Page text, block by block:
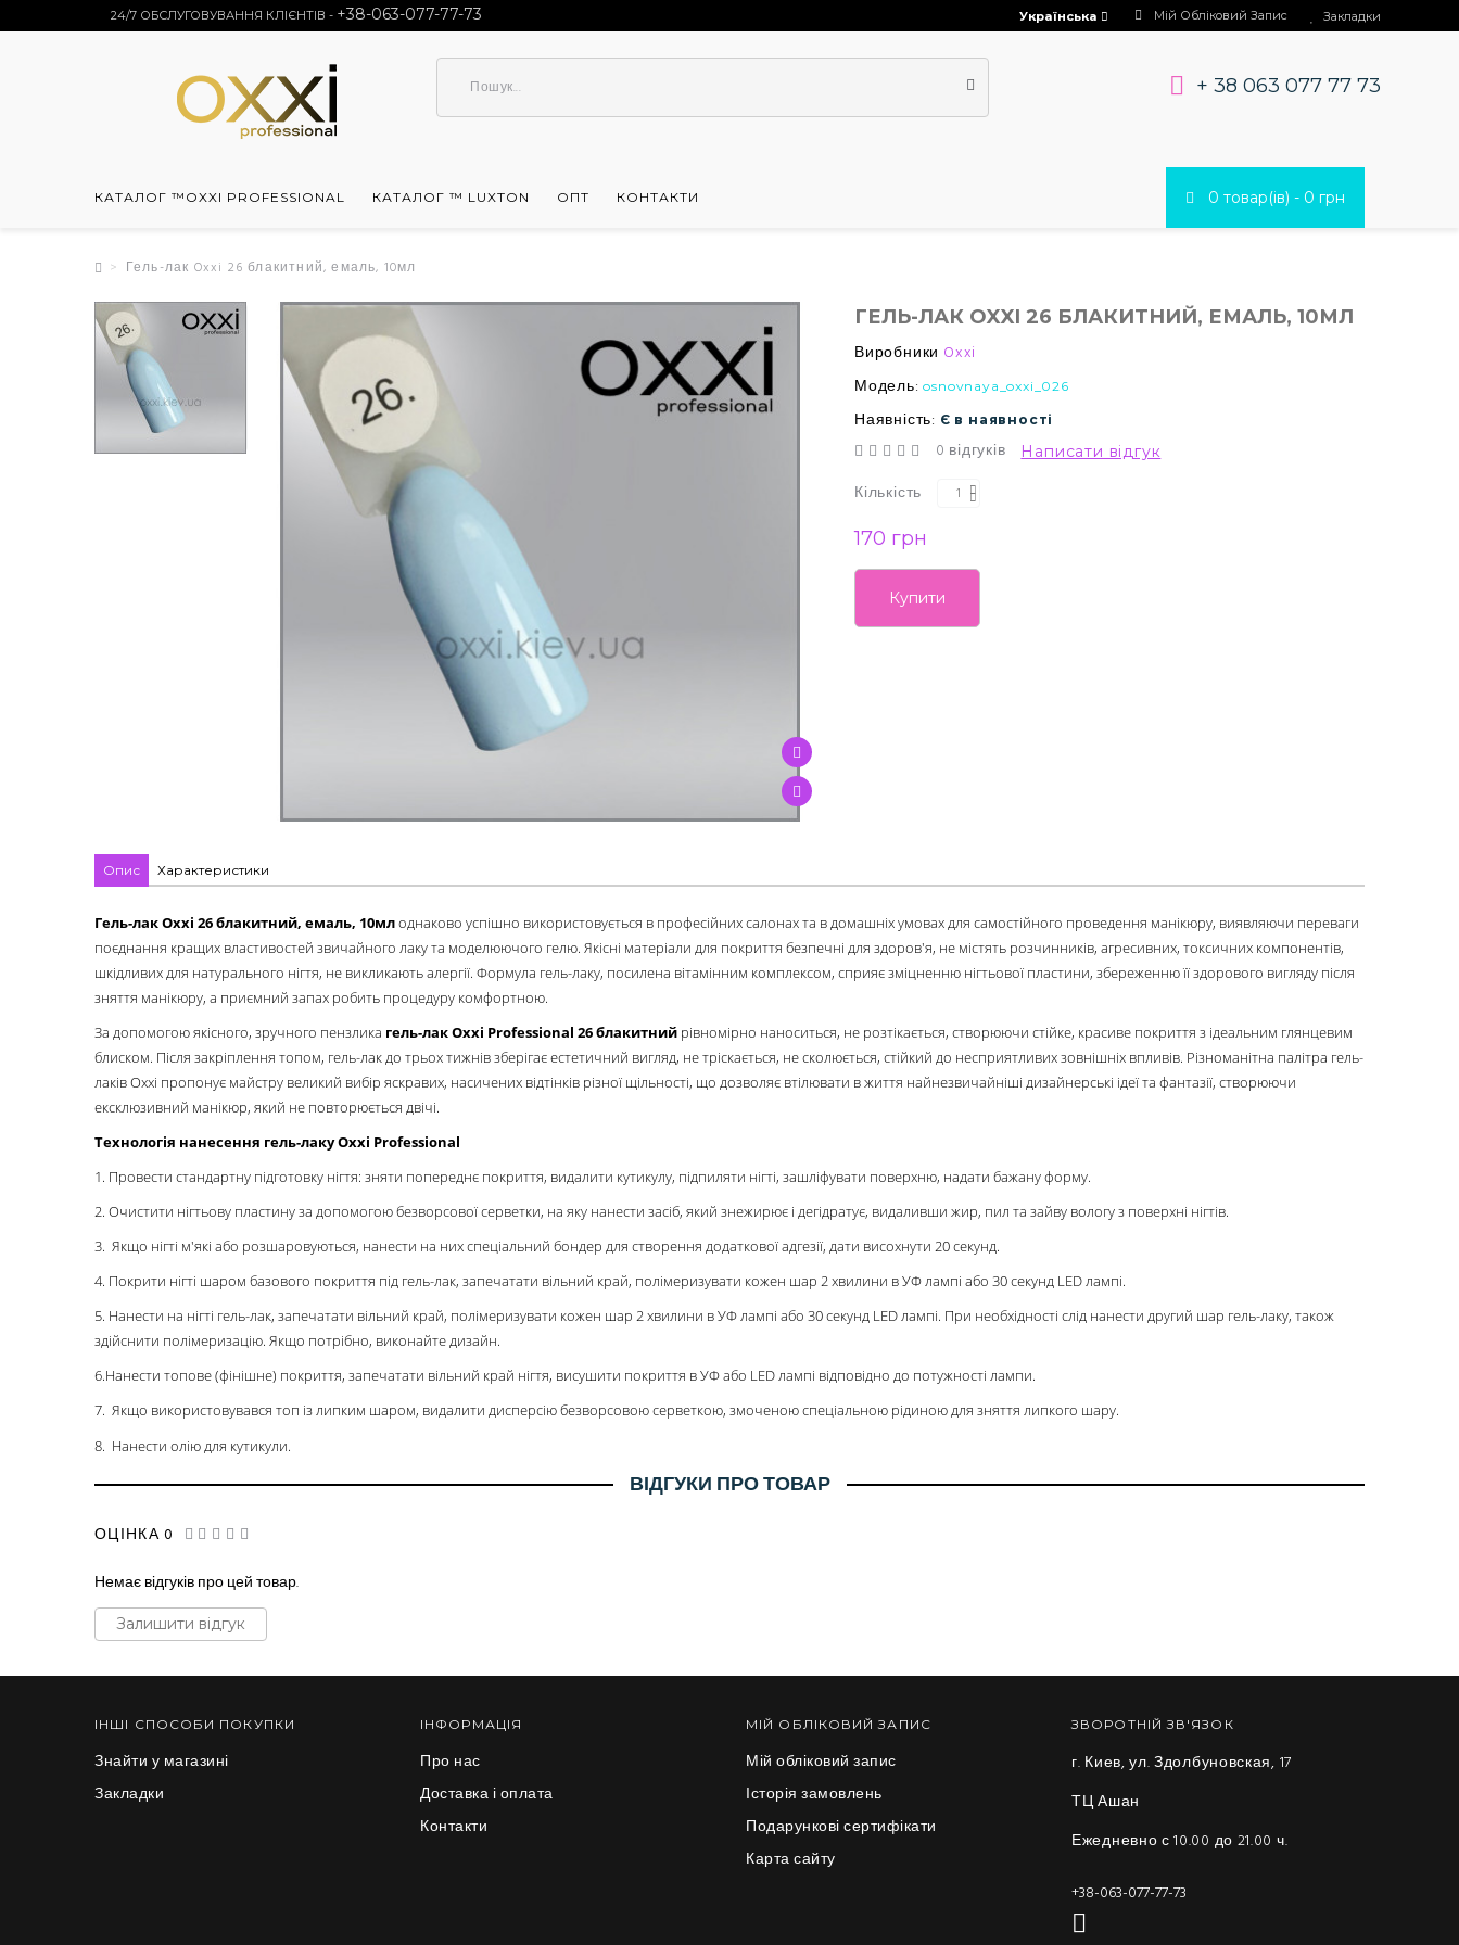
24/7 ОБСЛУГОВУВАННЯ КЛІЄНТІВ - +38-063-077-77-73 Закладки
Мій Обліковий Запис
Українська
+ 38 063 077 77 73
КАТАЛОГ ™OXXI PROFESSIONAL КАТАЛОГ ™ LUXTON ОПТ КОНТАКТИ 0 товар(ів) - 0 грн
Гель-лак Oxxi 26 блакитний, емаль, 10мл
ГЕЛЬ-ЛАК OXXI 26 БЛАКИТНИЙ, ЕМАЛЬ, 10МЛ
Виробники Oxxi
Модель: osnovnaya_oxxi_026
Наявність: Є в наявності
0 відгуків Написати відгук
Кількість
170 грн
Купити
Опис Характеристики
Гель-лак Oxxi 26 блакитний, емаль, 10млоднаково успішно використовується в професійних салонах та в домашніх умовах для самостійного проведення манікюру, виявляючи переваги
поєднання кращих властивостей звичайного лаку та моделюючого гелю. Якісні матеріали для покриття безпечні для здоров'я, не містять розчинників, агресивних, токсичних компонентів,
шкідливих для натурального нігтя, не викликають алергії. Формула гель-лаку, посилена вітамінним комплексом, сприяє зміцненню нігтьової пластини, збереженню її здорового вигляду після
зняття манікюру, а приємний запах робить процедуру комфортною.
За допомогою якісного, зручного пензлика гель-лак Oxxi Professional 26 блакитний рівномірно наноситься, не розтікається, створюючи стійке, красиве покриття з ідеальним глянцевим
блиском. Після закріплення топом, гель-лак до трьох тижнів зберігає естетичний вигляд, не тріскається, не сколюється, стійкий до несприятливих зовнішніх впливів. Різноманітна палітра гель-
лаків Oxxi пропонує майстру великий вибір яскравих, насичених відтінків різної щільності, що дозволяє втілювати в життя найнезвичайніші дизайнерські ідеї та фантазії, створюючи
ексклюзивний манікюр, який не повторюється двічі.
Технологія нанесення гель-лаку Oxxi Professional
1. Провести стандартну підготовку нігтя: зняти попереднє покриття, видалити кутикулу, підпиляти нігті, зашліфувати поверхню, надати бажану форму.
2. Очистити нігтьову пластину за допомогою безворсової серветки, на яку нанести засіб, який знежирює і дегідратує, видаливши жир, пил та зайву вологу з поверхні нігтів.
3. Якщо нігті м'які або розшаровуються, нанести на них спеціальний бондер для створення додаткової адгезії, дати висохнути 20 секунд.
4. Покрити нігті шаром базового покриття під гель-лак, запечатати вільний край, полімеризувати кожен шар 2 хвилини в УФ лампі або 30 секунд LED лампі.
5. Нанести на нігті гель-лак, запечатати вільний край, полімеризувати кожен шар 2 хвилини в УФ лампі або 30 секунд LED лампі. При необхідності слід нанести другий шар гель-лаку, також
здійснити полімеризацію. Якщо потрібно, виконайте дизайн.
6.Нанести топове (фінішне) покриття, запечатати вільний край нігтя, висушити покриття в УФ або LED лампі відповідно до потужності лампи.
7. Якщо використовувався топ із липким шаром, видалити дисперсію безворсовою серветкою, змоченою спеціальною рідиною для зняття липкого шару.
8. Нанести олію для кутикули.
ВІДГУКИ ПРО ТОВАР
ОЦІНКА 0
Немає відгуків про цей товар.
Залишити відгук
ІНШІ СПОСОБИ ПОКУПКИ
Знайти у магазині
Закладки
ІНФОРМАЦІЯ
Про нас
Доставка і оплата
Контакти
МІЙ ОБЛІКОВИЙ ЗАПИС
Мій обліковий запис
Історія замовлень
Подарункові сертифікати
Карта сайту
ЗВОРОТНІЙ ЗВ'ЯЗОК
г. Киев, ул. Здолбуновская, 17
ТЦ Ашан
Ежедневно с 10.00 до 21.00 ч.
+38-063-077-77-73